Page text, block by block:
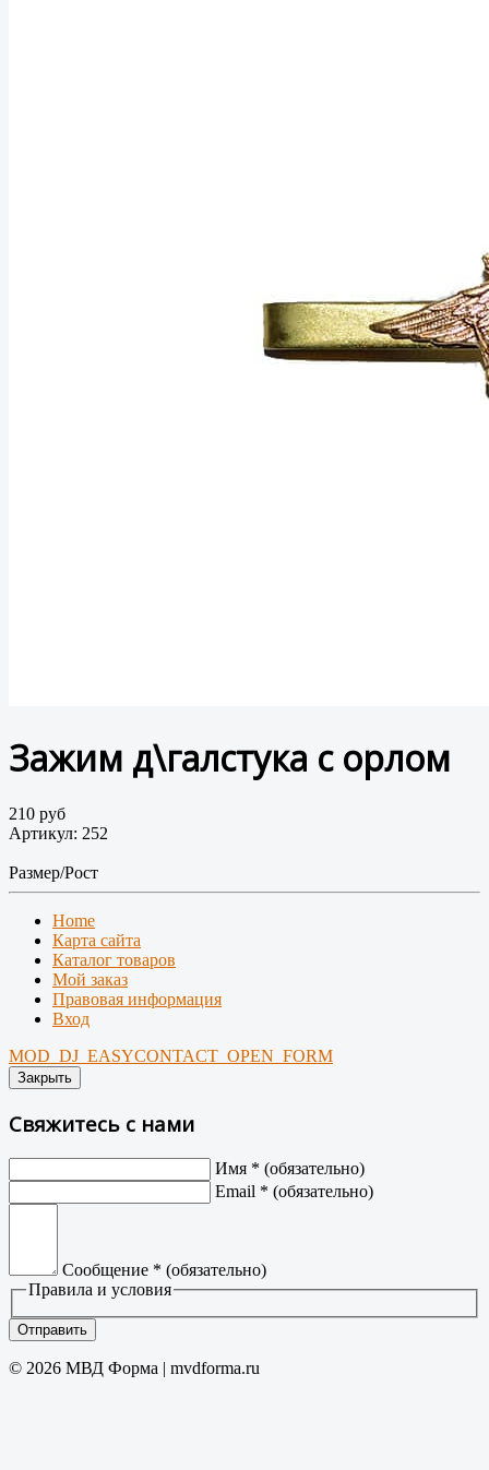
Зажим д\галстука с орлом
210 руб
Артикул: 252
Размер/Рост
Home
Карта сайта
Каталог товаров
Мой заказ
Правовая информация
Вход
MOD_DJ_EASYCONTACT_OPEN_FORM
Закрыть
Свяжитесь с нами
Имя * (обязательно)
Email * (обязательно)
Сообщение * (обязательно)
Правила и условия
Отправить
© 2026 МВД Форма | mvdforma.ru